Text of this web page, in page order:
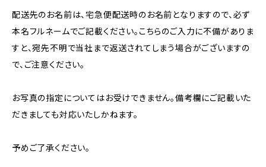
配送先のお名前は、宅急便配送時のお名前となりますので、必ず
本名フルネームでご記載ください。こちらのご入力に不備がありま
すと、宛先不明で当社まで返送されてしまう場合がございますの
で、ご注意ください。
お写真の指定についてはお受けできません。備考欄にご記載いた
だきましても対応いたしかねます。
予めご了承ください。